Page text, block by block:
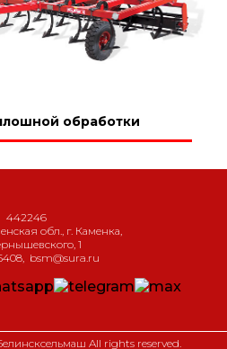
обработки
442246
обл., г. Каменка
1
, bsm@sura.ru
All rights reserved.